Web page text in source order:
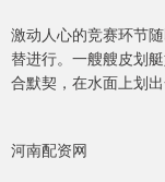
激动人心的竞赛环节
替进行。一艘艘皮划
合默契，在水面上划
河南配资网